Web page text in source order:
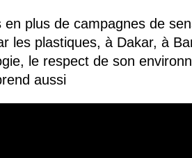
en plus de campagnes de
les plastiques, à Dakar, à
le respect de son
aussi